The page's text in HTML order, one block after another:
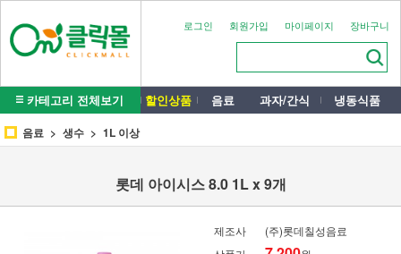
로그인 회원가입 마이페이지 장바구니
카테고리 전체보기 할인상품 음료 과자/간식 냉동식품
음료 생수 1L 이상
롯데 아이시스 8.0 1L x 9개
제조사
(주)롯데칠성음료